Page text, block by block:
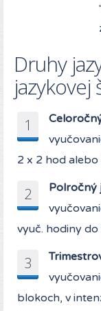
Druhy
jazykovej
1
2 x 2 hod alebo
2
Polročný
vyuč. hodiny
3
blokoch, v